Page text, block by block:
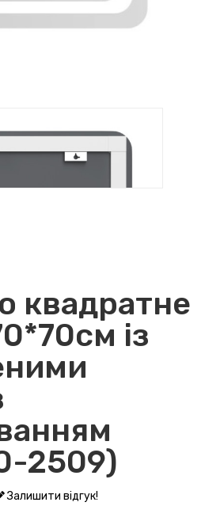
квадратне
із
2509)
Залишити відгук!